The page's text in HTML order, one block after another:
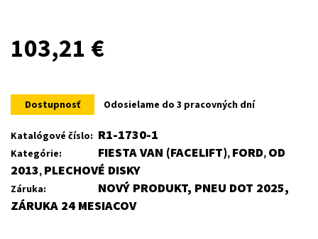
103,21 €
Dostupnosť Odosielame do 3 pracovných dní
Katalógové číslo: R1-1730-1
Kategórie: FIESTA VAN (FACELIFT), FORD, OD
2013, PLECHOVÉ DISKY
Záruka:
NOVÝ PRODUKT, PNEU DOT 2025,
ZÁRUKA 24 MESIACOV